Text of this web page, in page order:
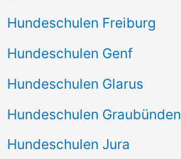
Hundeschulen Freiburg
Hundeschulen Genf
Hundeschulen Glarus
Hundeschulen Graubünden
Hundeschulen Jura